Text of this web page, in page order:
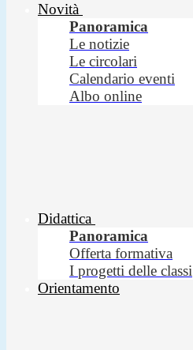
Novità
Panoramica
Le notizie
Le circolari
Calendario eventi
Albo online
Didattica
Panoramica
Offerta formativa
I progetti delle classi
Orientamento